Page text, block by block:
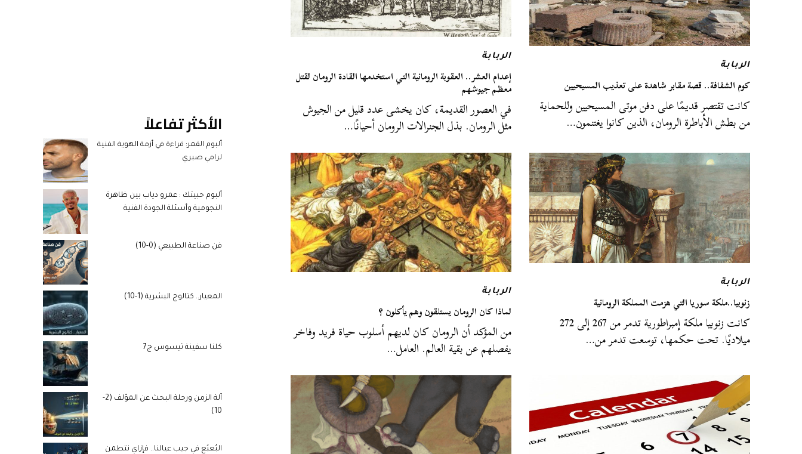
الربابة
كوم الشفافة.. قصة مقابر شاهدة على تعذيب المسيحيين
كانت تقتصر قديمًا على دفن موتى المسيحيين وللحماية
من بطش الأباطرة الرومان، الذين كانوا يغتنمون…
الربابة
إعدام العشر.. العقوبة الرومانية التي استخدمها القادة الرومان لقتل
معظم جيوشهم
في العصور القديمة، كان يخشى عدد قليل من الجيوش
مثل الرومان. بذل الجنرالات الرومان أحيانًا…
الربابة
زنوبيا..ملكة سوريا التي هزمت المملكة الرومانية
كانت زنوبيا ملكة إمبراطورية تدمر من 267 إلى 272
ميلاديًا. تحت حكمها، توسعت تدمر من…
الربابة
لماذا كان الرومان يستلقون وهم يأكلون ؟
من المؤكد أن الرومان كان لديهم أسلوب حياة فريد وفاخر
يفصلهم عن بقية العالم. العامل…
الأكثر تفاعلاً
ألبوم القمر: قراءة في أزمة الهوية الفنية
لرامي صبري
ألبوم حبيتك : عمرو دياب بين ظاهرة
النجومية وأسئلة الجودة الفنية
فن صناعة الطبيعي (0-10)
المعيار.. كتالوج البشرية (1-10)
كلنا سفينة ثيسوس ج7
آلة الزمن ورحلة البحث عن المؤلف (2-
10)
البُعبُع في جيب عيالنا.. فإزاي نتطمن